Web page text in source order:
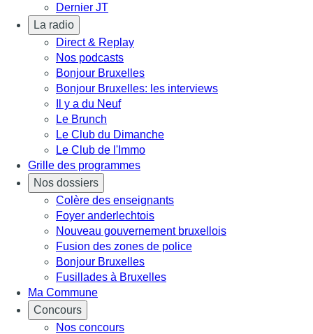
Dernier JT
La radio
Direct & Replay
Nos podcasts
Bonjour Bruxelles
Bonjour Bruxelles: les interviews
Il y a du Neuf
Le Brunch
Le Club du Dimanche
Le Club de l'Immo
Grille des programmes
Nos dossiers
Colère des enseignants
Foyer anderlechtois
Nouveau gouvernement bruxellois
Fusion des zones de police
Bonjour Bruxelles
Fusillades à Bruxelles
Ma Commune
Concours
Nos concours